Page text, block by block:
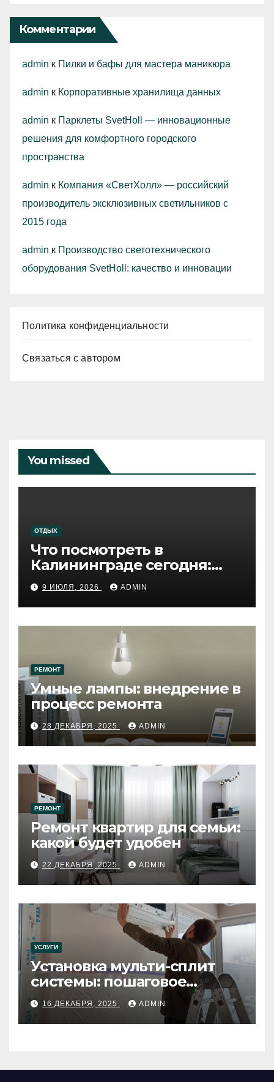
Комментарии
admin к Пилки и бафы для мастера маникюра
admin к Корпоративные хранилища данных
admin к Парклеты SvetHoll — инновационные
решения для комфортного городского
пространства
admin к Компания «СветХолл» — российский
производитель эксклюзивных светильников с
2015 года
admin к Производство светотехнического
оборудования SvetHoll: качество и инновации
Политика конфиденциальности
Связаться с автором
You missed
ОТДЫХ
Что посмотреть в
Калининграде сегодня:
путеводитель по самому
западному городу России
9 ИЮЛЯ, 2026 ADMIN
РЕМОНТ
Умные лампы: внедрение в
процесс ремонта
28 ДЕКАБРЯ, 2025 ADMIN
РЕМОНТ
Ремонт квартир для семьи:
какой будет удобен
22 ДЕКАБРЯ, 2025 ADMIN
УСЛУГИ
Установка мульти-сплит
системы: пошаговое
руководство
16 ДЕКАБРЯ, 2025 ADMIN